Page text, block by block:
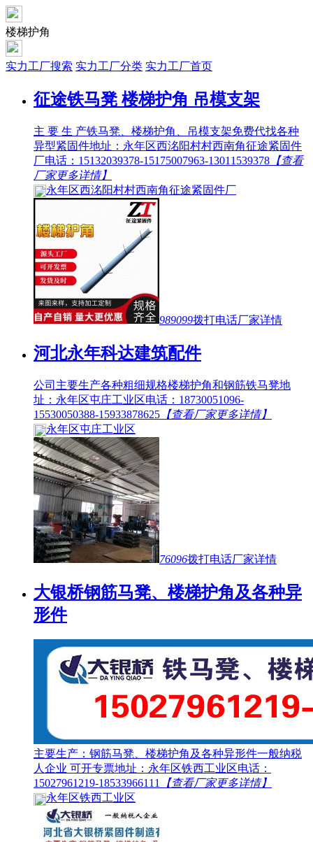
楼梯护角
实力工厂搜索 实力工厂分类 实力工厂首页
征途铁马凳 楼梯护角 吊模支架
主 要 生 产铁马凳、楼梯护角、吊模支架免费代找各种
异型紧固件地址：永年区西洺阳村村西南角征途紧固件
厂电话：15132039378-15175007963-13011539378 【查看
厂家更多详情】
永年区西洺阳村村西南角征途紧固件厂
989099拨打电话厂家详情
河北永年科达建筑配件
公司主要生产各种粗细规格楼梯护角和钢筋铁马凳地
址：永年区屯庄工业区电话：18730051096-
15530050388-15933878625 【查看厂家更多详情】
永年区屯庄工业区
76096拨打电话厂家详情
大银桥钢筋马凳、楼梯护角及各种异
形件
主要生产：钢筋马凳、楼梯护角及各种异形件一般纳税
人企业 可开专票地址：永年区铁西工业区电话：
15027961219-18533966111 【查看厂家更多详情】
永年区铁西工业区